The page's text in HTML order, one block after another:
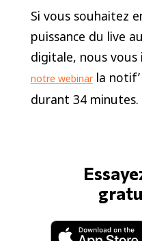
Si vous souhaitez
puissance du live
digitale, nous vous
notre webinarla
durant 34 minutes.